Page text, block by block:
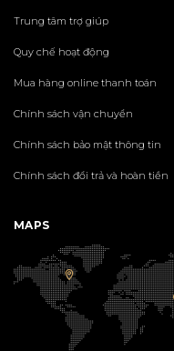
Trung tâm trợ giúp
Quy chế hoạt động
Mua hàng online thanh toán
Chính sách vận chuyển
Chính sách bảo mật thông tin
Chính sách đổi trả và hoàn tiền
MAPS